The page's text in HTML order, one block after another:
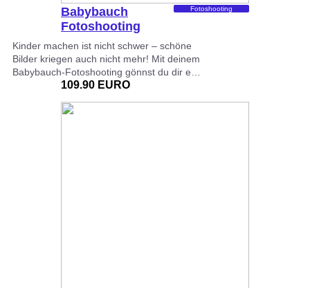
Babybauch
Fotoshooting
Fotoshooting
Kinder machen ist nicht schwer – schöne
Bilder kriegen auch nicht mehr! Mit deinem
Babybauch-Fotoshooting gönnst du dir e…
109.90 EURO